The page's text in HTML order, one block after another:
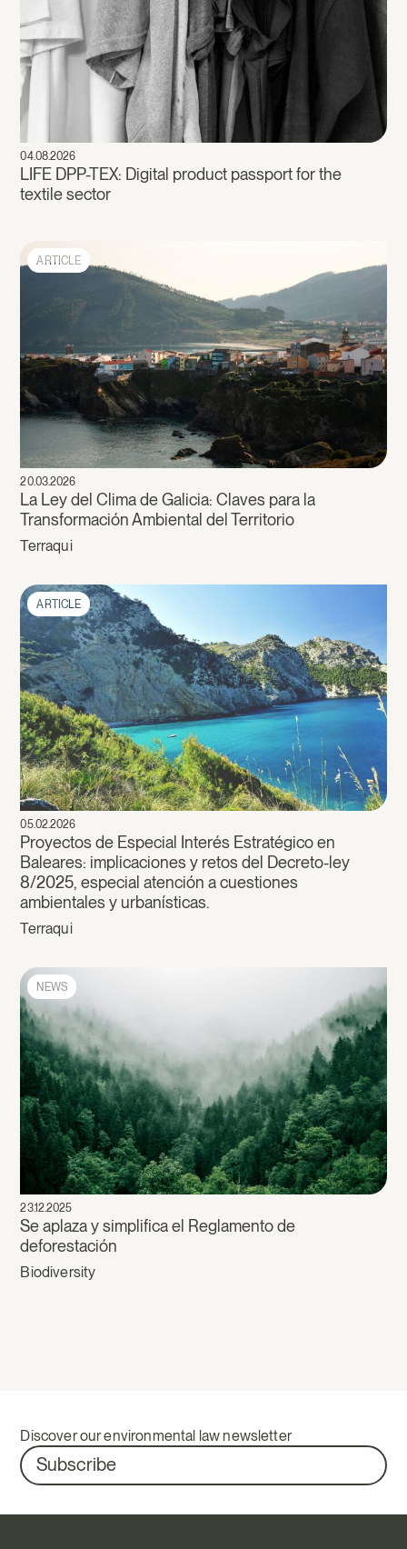
04.08.2026
LIFE DPP-TEX: Digital product passport for the
textile sector
ARTICLE
20.03.2026
La Ley del Clima de Galicia: Claves para la
Transformación Ambiental del Territorio
Terraqui
ARTICLE
05.02.2026
Proyectos de Especial Interés Estratégico en
Baleares: implicaciones y retos del Decreto-ley
8/2025, especial atención a cuestiones
ambientales y urbanísticas.
Terraqui
NEWS
23.12.2025
Se aplaza y simplifica el Reglamento de
deforestación
Biodiversity
Discover our environmental law newsletter
Subscribe